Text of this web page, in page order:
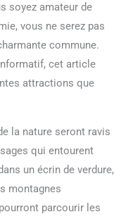
soyez amateur de
vous ne serez pas
commune.
cet article
attractions que
la nature seront ravis
qui entourent
un écrin de verdure,
montagnes
parcourir les